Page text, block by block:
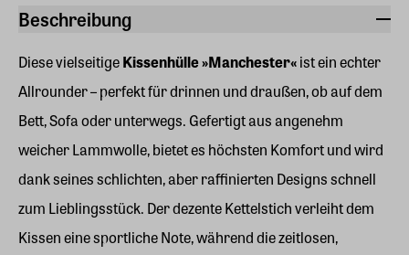
Beschreibung
Diese vielseitigeKissenhülle»Manchester«ist ein echter
Allrounder – perfekt für drinnen und draußen, ob auf dem
Bett, Sofa oder unterwegs. Gefertigt aus angenehm
weicher Lammwolle, bietet es höchsten Komfort und wird
dank seines schlichten, aber raffinierten Designs schnell
zum Lieblingsstück. Der dezente Kettelstich verleiht dem
Kissen eine sportliche Note, während die zeitlosen,